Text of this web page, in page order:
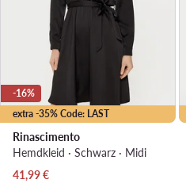
extra -35% Code: LAST
-16%
Rinascimento
Hemdkleid · Schwarz · Midi
Aktueller Preis
41,99€